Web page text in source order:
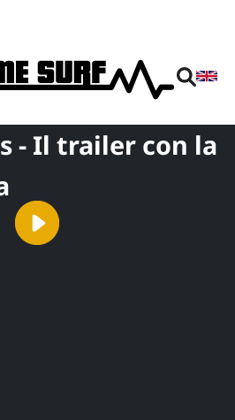
- Il trailer con la